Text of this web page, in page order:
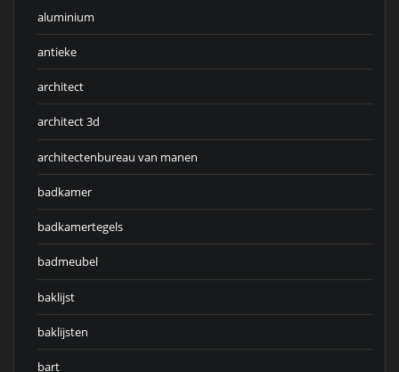
aluminium
antieke
architect
architect 3d
architectenbureau van manen
badkamer
badkamertegels
badmeubel
baklijst
baklijsten
bart